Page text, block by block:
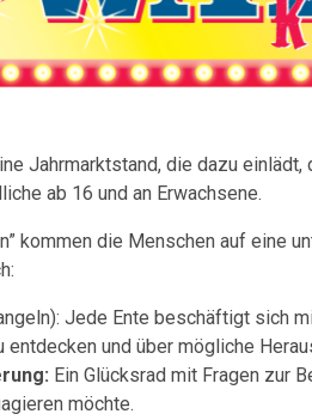
Jahrmarktstand, die dazu
ab 16 und an Erwachsene.
kommen die Menschen auf eine
: Jede Ente beschäftigt sich
und über mögliche
: Ein Glücksrad mit Fragen zur
möchte.